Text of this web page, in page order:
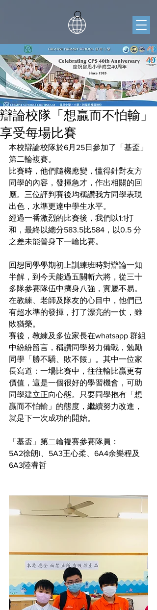
辯論校隊「想贏而不怕輸」
享受每場比賽
本校辯論校隊於6月25日參加了「基盃」
第二輪複賽。
比賽時，他們隨機應變，懂得針對友方
同學的內容，發揮急才，作出相關的回
應。三位評判賽後均稱讚我方同學表現
出色，水準更達中學生水平。
經過一番激烈的比賽後，我們以1:1打
和，最終以總分583.5比584，以0.5 分
之差未能晉身下一輪比賽。
回想同學學期初上訓練班時對辯論一知
半解，到今天能過五關斬六將，從三十
多隊參賽隊伍中擠身八強，實屬不易。
在教練、老師及隊友的心目中，他們已
有超水準的發揮，打了漂亮的一仗，雖
敗猶榮。
賽後，教練及多位家長在whatsapp 群組
中紛紛留言，稱讚同學努力備戰，勉勵
同學「勝不驕、敗不餒」。其中一位家
長寫道：一場比賽中，往往輸比贏更有
價值，這是一個很好的學習機會，可助
同學建立正向心態。只要同學抱有「想
贏而不怕輸」的態度，繼續努力改進，
就是下一次成功的開始。
「基盃」第二輪複賽參賽隊員：
5A2徐朗i、5A3王心柔、6A4余樂程及
6A3陸睿哲